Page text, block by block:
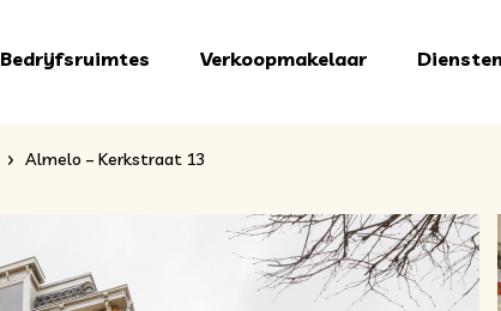
Bedrijfsruimtes Verkoopmakelaar Diensten
Almelo – Kerkstraat 13